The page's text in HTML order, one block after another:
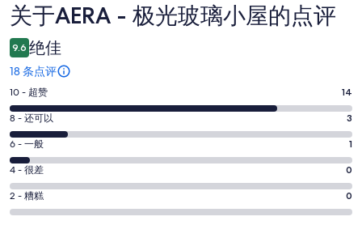
点
评
关于AERA - 极光玻璃小屋的点评
9.6 绝佳
18 条点评
10
分
-
超
赞。
14
条
好
10 - 超赞 14
8
分
-
还
可
以。
8 - 还可以 3
6
分
-
一
般。
6 - 一般 1
4
分
-
4 - 很差 0
2
分
2 - 糟糕 0